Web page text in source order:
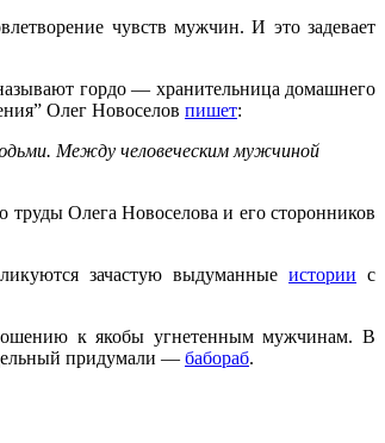
чувств мужчин. И это задевает
гордо — хранительница домашнего
Олег Новоселов пишет:
Между человеческим мужчиной
Олега Новоселова и его сторонников
зачастую выдуманныеистории с
к якобы угнетенным мужчинам. В
придумали — бабораб.